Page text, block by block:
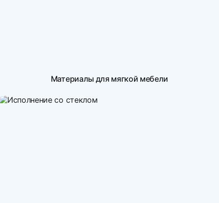
Материалы для мягкой мебели